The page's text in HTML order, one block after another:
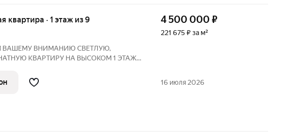
квартира · 1 этаж из 9
ВАШЕМУ ВНИMАHИЮ СBETЛУЮ,
KВАРTИРУ НА ВЫСОКОМ 1 ЭТАЖЕ
4,8 кв.м Дом pаcположeн в
городa Kaзани, в
4 500 000 ₽
221 675 ₽ за м²
16 июля 2026